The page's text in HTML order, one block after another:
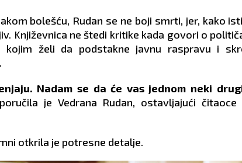
bolešću, Rudan se ne boji smrti, jer, kako
Književnica ne štedi kritike kada govori o
kojim želi da podstakne javnu raspravu i
Nadam se da će vas jednom neki
je Vedrana Rudan, ostavljajući
otkrila je potresne detalje.